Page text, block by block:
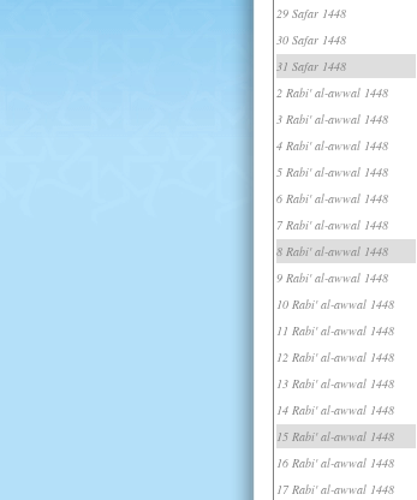
29 Safar 1448
30 Safar 1448
31 Safar 1448
2 Rabi' al-awwal 1448
3 Rabi' al-awwal 1448
4 Rabi' al-awwal 1448
5 Rabi' al-awwal 1448
6 Rabi' al-awwal 1448
7 Rabi' al-awwal 1448
8 Rabi' al-awwal 1448
9 Rabi' al-awwal 1448
10 Rabi' al-awwal 1448
11 Rabi' al-awwal 1448
12 Rabi' al-awwal 1448
13 Rabi' al-awwal 1448
14 Rabi' al-awwal 1448
15 Rabi' al-awwal 1448
16 Rabi' al-awwal 1448
17 Rabi' al-awwal 1448